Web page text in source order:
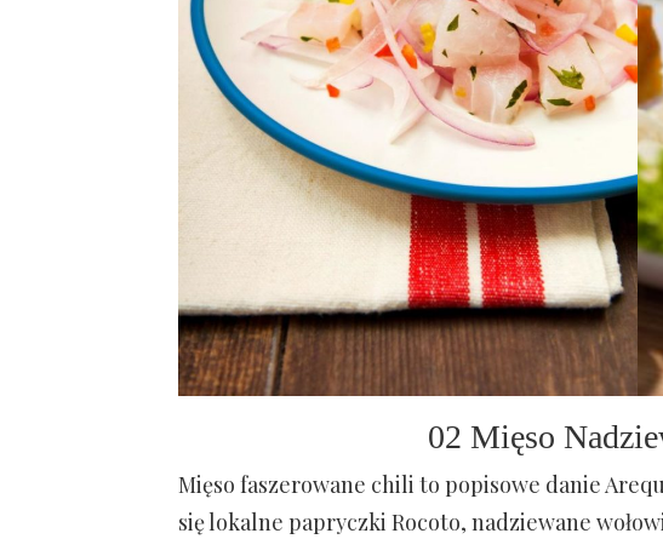
02 Mięso
Mięso faszerowane chili to popisowe danie
się lokalne papryczki Rocoto, nadziewane